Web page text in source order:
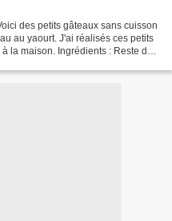
des petits gâteaux sans cuisson
au yaourt. J'ai réalisés ces petits
la maison. Ingrédients : Reste de